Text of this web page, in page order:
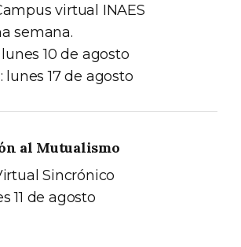
virtual INAES
semana.
10 de agosto
lunes 17 de agosto
al Mutualismo
Sincrónico
11 de agosto